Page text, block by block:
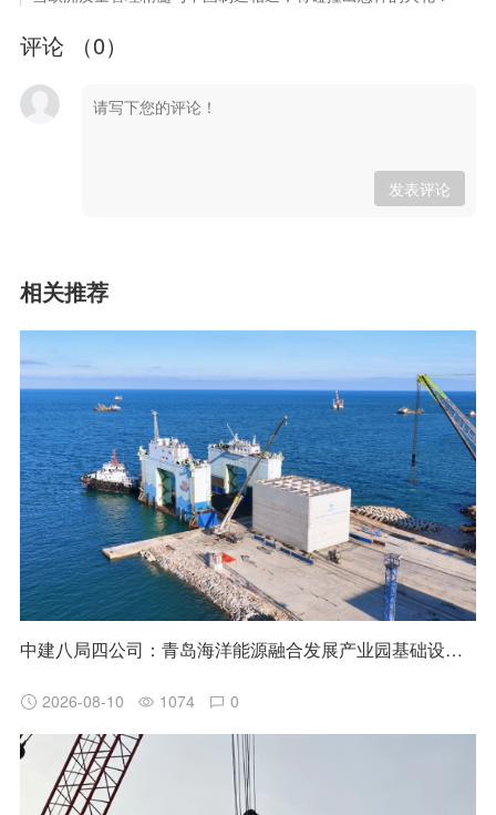
评论 （0）
发表评论
相关推荐
中建八局四公司：青岛海洋能源融合发展产业园基础设施建设项目首个沉箱出运安装
2026-08-10 1074 0